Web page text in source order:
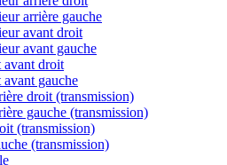
arrière gauche
avant droit
avant gauche
avant droit
gauche
droit (transmission)
gauche (transmission)
(transmission)
(transmission)